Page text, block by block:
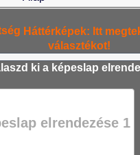
Háttérképek: Itt
választékot!
ki a képeslap